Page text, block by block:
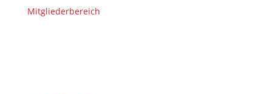
Mitgliederbereich